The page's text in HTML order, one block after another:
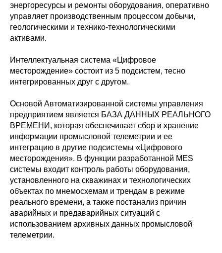
энергоресурсы и ремонты оборудования, оперативно
управляет производственным процессом добычи,
геологическими и технико-технологическими
активами.
Интеллектуальная система «Цифровое
месторождение» состоит из 5 подсистем, тесно
интегрированных друг с другом.
Основой Автоматизированной системы управления
предприятием является БАЗА ДАННЫХ РЕАЛЬНОГО
ВРЕМЕНИ, которая обеспечивает сбор и хранение
информации промысловой телеметрии и ее
интеграцию в другие подсистемы «Цифрового
месторождения». В функции разработанной MES
системы входит контроль работы оборудования,
установленного на скважинах и технологических
объектах по мнемосхемам и трендам в режиме
реального времени, а также постанализ причин
аварийных и предаварийных ситуаций с
использованием архивных данных промысловой
телеметрии.